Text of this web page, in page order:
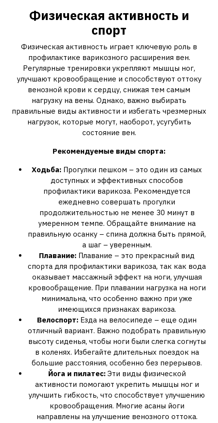
Физическая активность и
спорт
Физическая активность играет ключевую роль в
профилактике варикозного расширения вен.
Регулярные тренировки укрепляют мышцы ног,
улучшают кровообращение и способствуют оттоку
венозной крови к сердцу, снижая тем самым
нагрузку на вены. Однако, важно выбирать
правильные виды активности и избегать чрезмерных
нагрузок, которые могут, наоборот, усугубить
состояние вен.
Рекомендуемые виды спорта:
Ходьба: Прогулки пешком – это один из самых
доступных и эффективных способов
профилактики варикоза. Рекомендуется
ежедневно совершать прогулки
продолжительностью не менее 30 минут в
умеренном темпе. Обращайте внимание на
правильную осанку – спина должна быть прямой,
а шаг – уверенным.
Плавание: Плавание – это прекрасный вид
спорта для профилактики варикоза, так как вода
оказывает массажный эффект на ноги, улучшая
кровообращение. При плавании нагрузка на ноги
минимальна, что особенно важно при уже
имеющихся признаках варикоза.
Велоспорт: Езда на велосипеде – еще один
отличный вариант. Важно подобрать правильную
высоту сиденья, чтобы ноги были слегка согнуты
в коленях. Избегайте длительных поездок на
большие расстояния, особенно без перерывов.
Йога и пилатес:Эти виды физической
активности помогают укрепить мышцы ног и
улучшить гибкость, что способствует улучшению
кровообращения. Многие асаны йоги
направлены на улучшение венозного оттока.